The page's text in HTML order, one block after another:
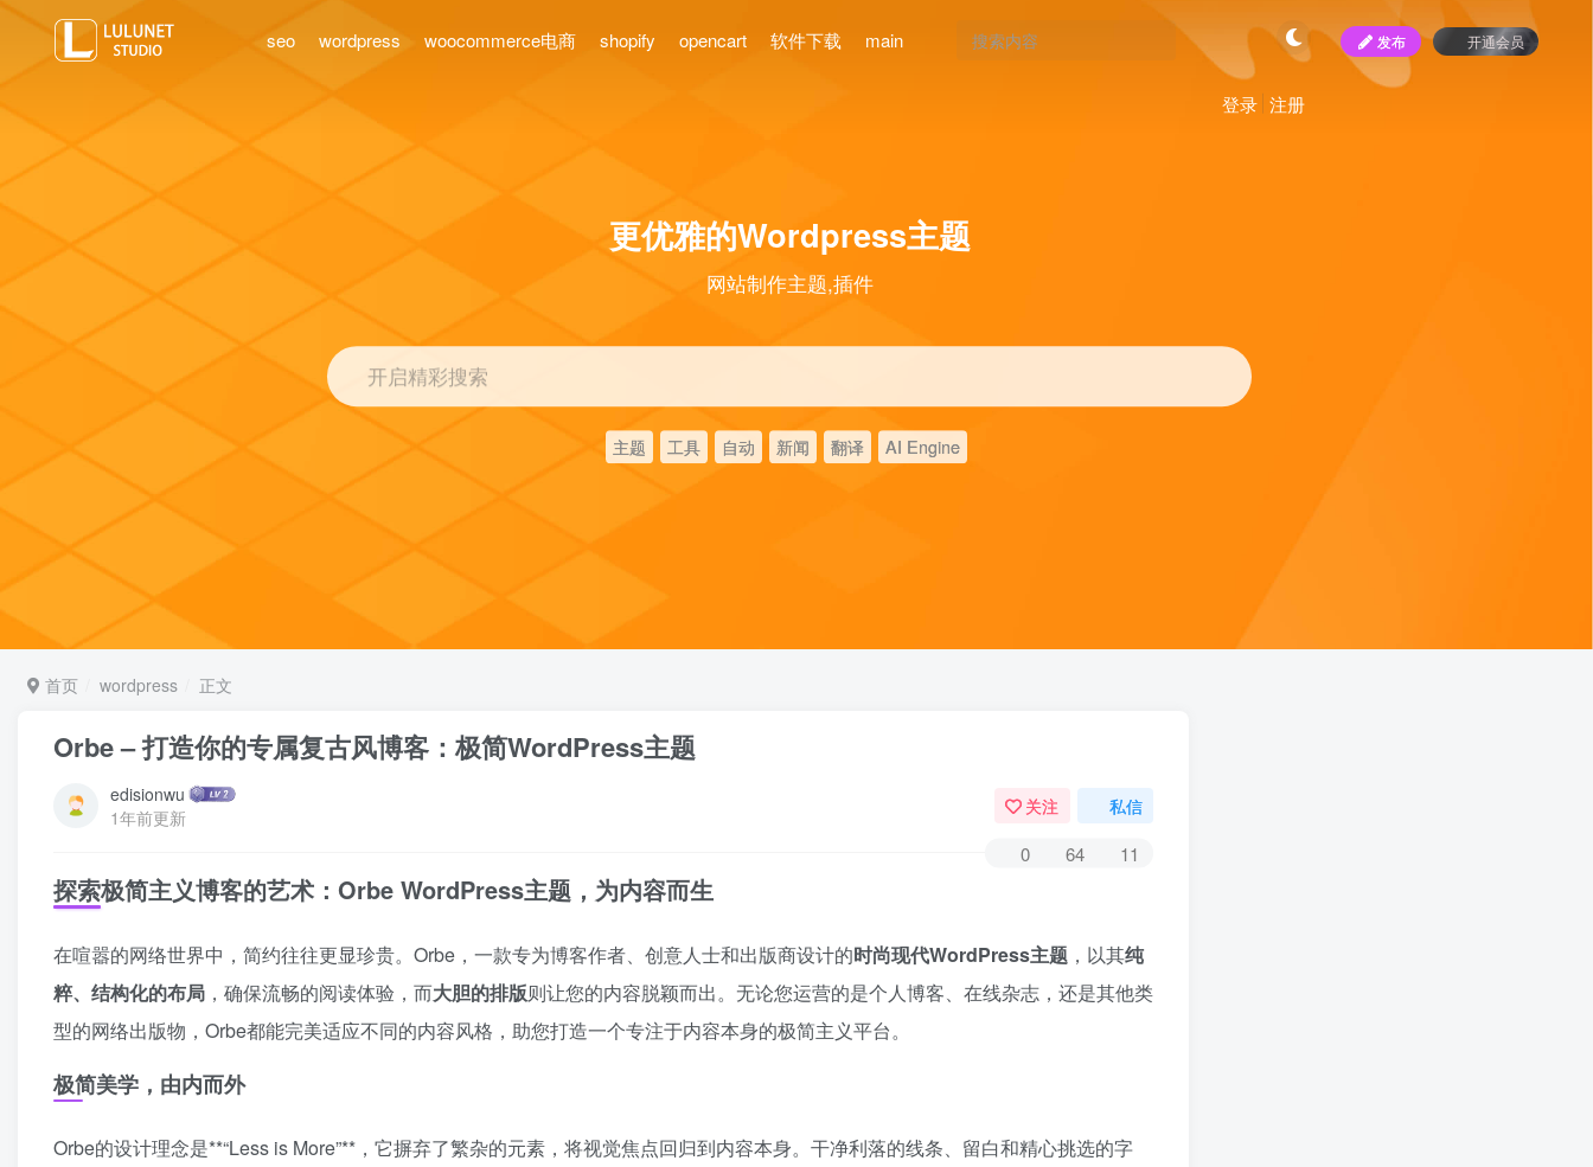
seo wordpress woocommerce电商 shopify opencart 软件下载 main 发布 开通会员
登录 注册
更优雅的Wordpress主题
网站制作主题,插件
开启精彩搜索
主题 工具 自动 新闻 翻译 AI Engine
首页 wordpress 正文
Orbe – 打造你的专属复古风博客：极简WordPress主题
edisionwu
1年前更新
关注 私信
0 64 11
探索极简主义博客的艺术：Orbe WordPress主题，为内容而生
在喧嚣的网络世界中，简约往往更显珍贵。Orbe，一款专为博客作者、创意人士和出版商设计的时尚现代WordPress主题 ，以其纯
粹、结构化的布局 ，确保流畅的阅读体验，而大胆的排版则让您的内容脱颖而出。无论您运营的是个人博客、在线杂志，还是其他类
型的网络出版物，Orbe都能完美适应不同的内容风格，助您打造一个专注于内容本身的极简主义平台。
极简美学，由内而外
Orbe的设计理念是**“Less is More”**，它摒弃了繁杂的元素，将视觉焦点回归到内容本身。干净利落的线条、留白和精心挑选的字